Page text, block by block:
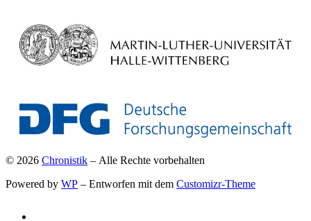
© 2026 Chronistik – Alle Rechte vorbehalten
Powered by WP – Entworfen mit dem Customizr-Theme